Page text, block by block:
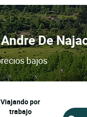
De
bajos
Viajando por
trabajo